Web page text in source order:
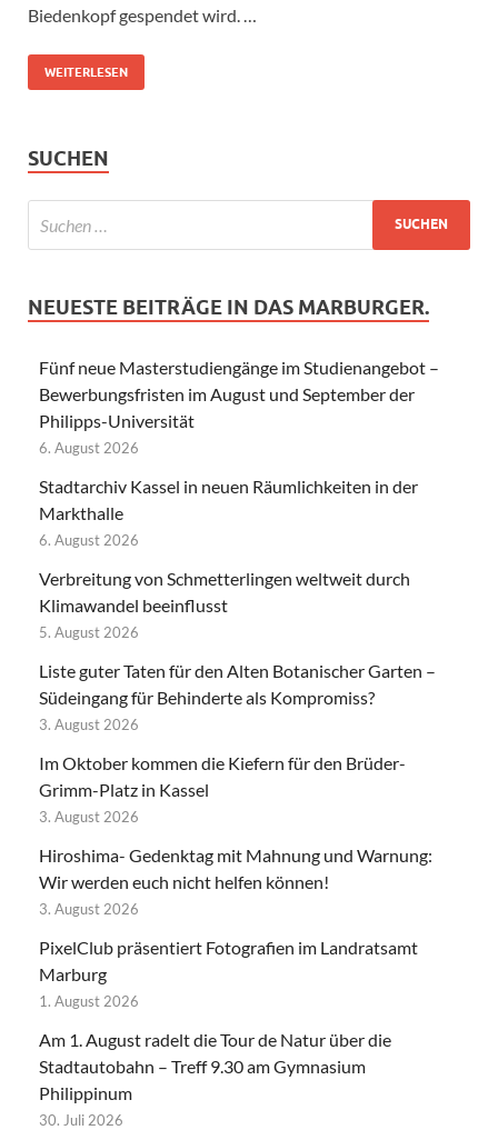
Biedenkopf gespendet wird. …
WEITERLESEN
SUCHEN
NEUESTE BEITRÄGE IN DAS MARBURGER.
Fünf neue Masterstudiengänge im Studienangebot –
Bewerbungsfristen im August und September der
Philipps-Universität
6. August 2026
Stadtarchiv Kassel in neuen Räumlichkeiten in der
Markthalle
6. August 2026
Verbreitung von Schmetterlingen weltweit durch
Klimawandel beeinflusst
5. August 2026
Liste guter Taten für den Alten Botanischer Garten –
Südeingang für Behinderte als Kompromiss?
3. August 2026
Im Oktober kommen die Kiefern für den Brüder-
Grimm-Platz in Kassel
3. August 2026
Hiroshima- Gedenktag mit Mahnung und Warnung:
Wir werden euch nicht helfen können!
3. August 2026
PixelClub präsentiert Fotografien im Landratsamt
Marburg
1. August 2026
Am 1. August radelt die Tour de Natur über die
Stadtautobahn – Treff 9.30 am Gymnasium
Philippinum
30. Juli 2026